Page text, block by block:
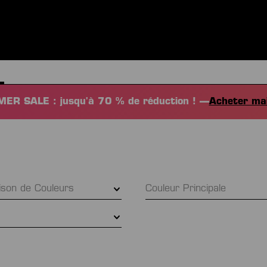
SALE : jusqu'à 70 % de réduction ! —Acheter
de Couleurs Couleur Principale